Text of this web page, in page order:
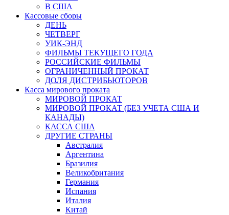
В США
Кассовые сборы
ДЕНЬ
ЧЕТВЕРГ
УИК-ЭНД
ФИЛЬМЫ ТЕКУЩЕГО ГОДА
РОССИЙСКИЕ ФИЛЬМЫ
ОГРАНИЧЕННЫЙ ПРОКАТ
ДОЛЯ ДИСТРИБЬЮТОРОВ
Касса мирового проката
МИРОВОЙ ПРОКАТ
МИРОВОЙ ПРОКАТ (БЕЗ УЧЕТА США И
КАНАДЫ)
КАССА США
ДРУГИЕ СТРАНЫ
Австралия
Аргентина
Бразилия
Великобритания
Германия
Испания
Италия
Китай